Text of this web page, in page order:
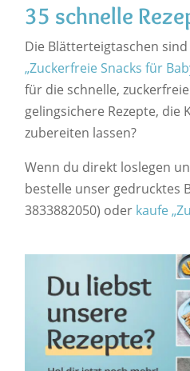
35 schnelle
Die Blätterteigtaschen sind
„Zuckerfreie Snacks für
für die schnelle,
gelingsichere Rezepte,
zubereiten lassen?
Wenn du direkt loslegen
bestelle unser gedrucktes
3833882050) oder kaufe